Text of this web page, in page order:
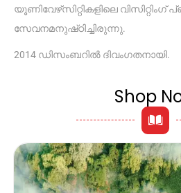
യൂണിവേഴ്‌സിറ്റികളിലെ
സേവനമനുഷ്‌ഠിച്ചിരുന്നു.
2014 ഡിസംബറിൽ ദിവംഗതനായി.
Shop